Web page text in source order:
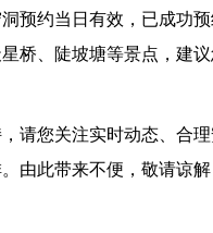
预约当日有效，已成功
桥、陡坡塘等景点，建
请您关注实时动态、合
由此带来不便，敬请谅解